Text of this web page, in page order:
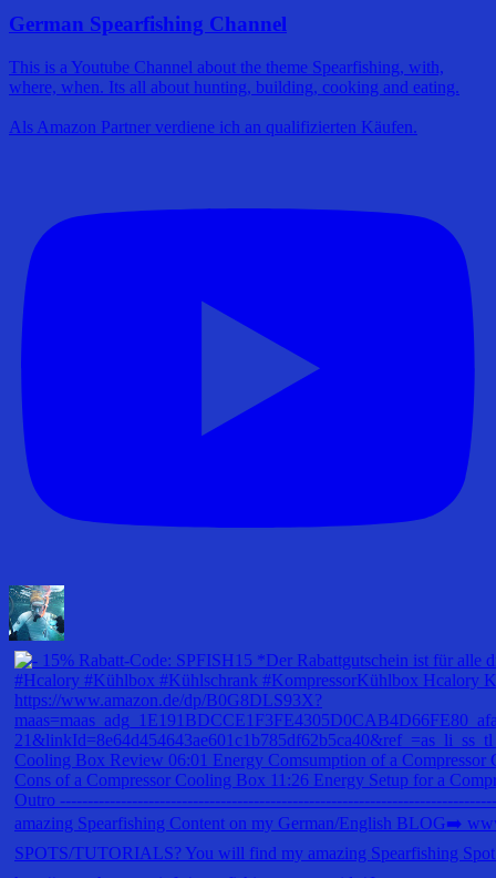
German Spearfishing Channel
This is a Youtube Channel about the theme Spearfishing, with,
where, when. Its all about hunting, building, cooking and eating.
Als Amazon Partner verdiene ich an qualifizierten Käufen.